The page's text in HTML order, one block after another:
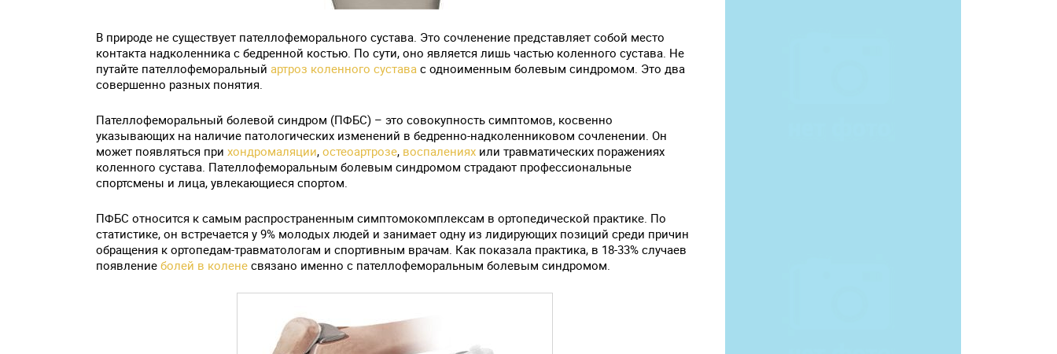
В природе не существует пателлофеморального сустава. Это сочленение представляет собой место
контакта надколенника с бедренной костью. По сути, оно является лишь частью коленного сустава. Не
путайте пателлофеморальный артроз коленного сустава с одноименным болевым синдромом. Это два
совершенно разных понятия.
Пателлофеморальный болевой синдром (ПФБС) – это совокупность симптомов, косвенно
указывающих на наличие патологических изменений в бедренно-надколенниковом сочленении. Он
может появляться при хондромаляции, остеоартрозе, воспалениях или травматических поражениях
коленного сустава. Пателлофеморальным болевым синдромом страдают профессиональные
спортсмены и лица, увлекающиеся спортом.
ПФБС относится к самым распространенным симптомокомплексам в ортопедической практике. По
статистике, он встречается у 9% молодых людей и занимает одну из лидирующих позиций среди причин
обращения к ортопедам-травматологам и спортивным врачам. Как показала практика, в 18-33% случаев
появление болей в колене связано именно с пателлофеморальным болевым синдромом.